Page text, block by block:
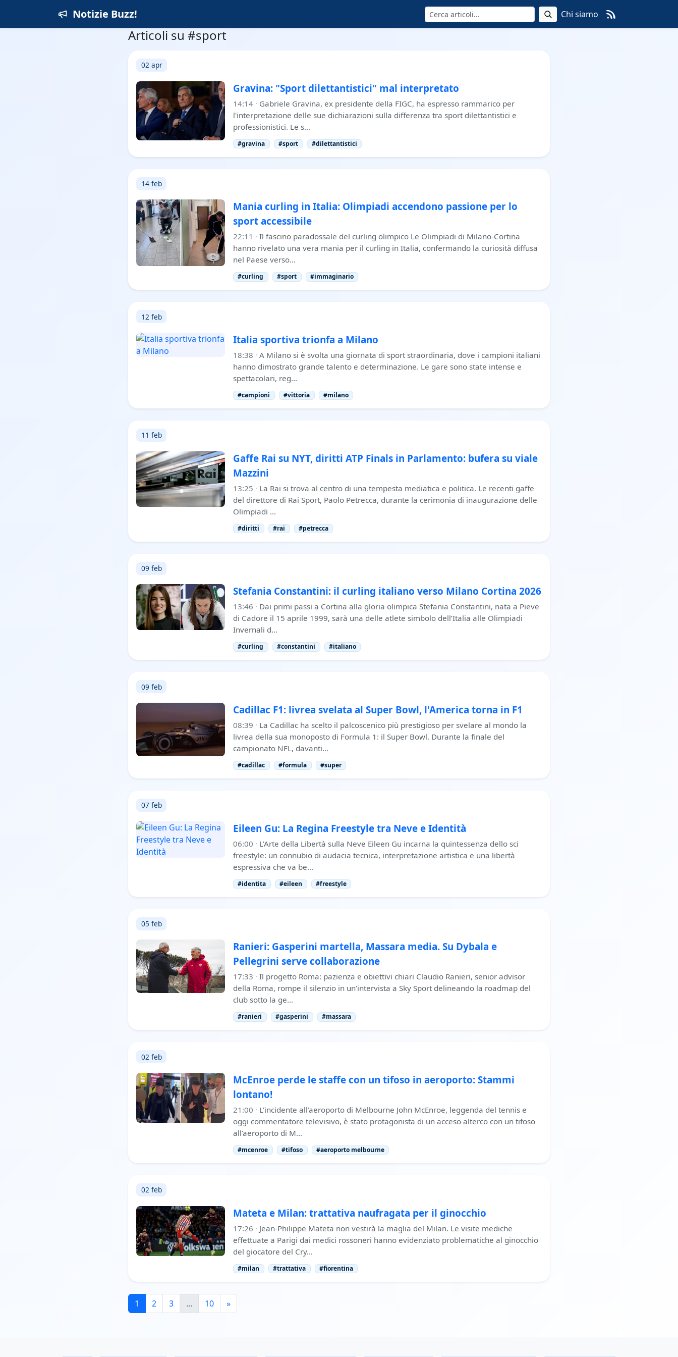
Notizie Buzz! Cerca Chi siamo
Articoli su #sport
02 apr
Gravina: "Sport dilettantistici" mal interpretato
14:14 · Gabriele Gravina, ex presidente della FIGC, ha espresso rammarico per
l'interpretazione delle sue dichiarazioni sulla differenza tra sport dilettantistici e
professionistici. Le s…
#gravina #sport #dilettantistici
14 feb
Mania curling in Italia: Olimpiadi accendono passione per lo
sport accessibile
22:11 · Il fascino paradossale del curling olimpico Le Olimpiadi di Milano-Cortina
hanno rivelato una vera mania per il curling in Italia, confermando la curiosità diffusa
nel Paese verso…
#curling #sport #immaginario
12 feb
Italia sportiva trionfa a Milano
18:38 · A Milano si è svolta una giornata di sport straordinaria, dove i campioni italiani
hanno dimostrato grande talento e determinazione. Le gare sono state intense e
spettacolari, reg…
#campioni #vittoria #milano
11 feb
Gaffe Rai su NYT, diritti ATP Finals in Parlamento: bufera su viale
Mazzini
13:25 · La Rai si trova al centro di una tempesta mediatica e politica. Le recenti gaffe
del direttore di Rai Sport, Paolo Petrecca, durante la cerimonia di inaugurazione delle
Olimpiadi …
#diritti #rai #petrecca
09 feb
Stefania Constantini: il curling italiano verso Milano Cortina 2026
13:46 · Dai primi passi a Cortina alla gloria olimpica Stefania Constantini, nata a Pieve
di Cadore il 15 aprile 1999, sarà una delle atlete simbolo dell’Italia alle Olimpiadi
Invernali d…
#curling #constantini #italiano
09 feb
Cadillac F1: livrea svelata al Super Bowl, l'America torna in F1
08:39 · La Cadillac ha scelto il palcoscenico più prestigioso per svelare al mondo la
livrea della sua monoposto di Formula 1: il Super Bowl. Durante la finale del
campionato NFL, davanti…
#cadillac #formula #super
07 feb
Eileen Gu: La Regina Freestyle tra Neve e Identità
06:00 · L'Arte della Libertà sulla Neve Eileen Gu incarna la quintessenza dello sci
freestyle: un connubio di audacia tecnica, interpretazione artistica e una libertà
espressiva che va be…
#identita #eileen #freestyle
05 feb
Ranieri: Gasperini martella, Massara media. Su Dybala e
Pellegrini serve collaborazione
17:33 · Il progetto Roma: pazienza e obiettivi chiari Claudio Ranieri, senior advisor
della Roma, rompe il silenzio in un’intervista a Sky Sport delineando la roadmap del
club sotto la ge…
#ranieri #gasperini #massara
02 feb
McEnroe perde le staffe con un tifoso in aeroporto: Stammi
lontano!
21:00 · L’incidente all’aeroporto di Melbourne John McEnroe, leggenda del tennis e
oggi commentatore televisivo, è stato protagonista di un acceso alterco con un tifoso
all’aeroporto di M…
#mcenroe #tifoso #aeroporto melbourne
02 feb
Mateta e Milan: trattativa naufragata per il ginocchio
17:26 · Jean-Philippe Mateta non vestirà la maglia del Milan. Le visite mediche
effettuate a Parigi dai medici rossoneri hanno evidenziato problematiche al ginocchio
del giocatore del Cry…
#milan #trattativa #fiorentina
1 2 3 ... 10 »